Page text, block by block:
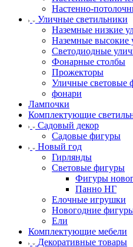
Настенно-
Уличные светильники
Наземные низкие
Наземные высокие
Светодиодные
Фонарные столбы
Прожекторы
Уличные световые
фонари
Лампочки
Комплектующие
Садовый декор
Садовые фигуры
Новый год
Гирлянды
Световые фигуры
Фигуры
Панно НГ
Елочные игрушки
Новогодние
Ели
Комплектующие мебели
Декоративные товары